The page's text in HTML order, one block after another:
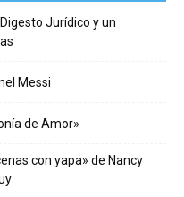
Jurídico y un
Messi
de Amor»
con yapa» de Nancy